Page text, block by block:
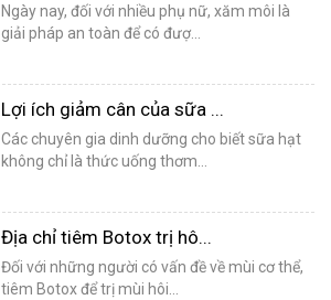
Ngày nay, đối với nhiều phụ nữ, xăm môi là
giải pháp an toàn để có đượ...
Lợi ích giảm cân của sữa ...
Các chuyên gia dinh dưỡng cho biết sữa hạt
không chỉ là thức uống thơm...
Địa chỉ tiêm Botox trị hô...
Đối với những người có vấn đề về mùi cơ thể,
tiêm Botox để trị mùi hôi...